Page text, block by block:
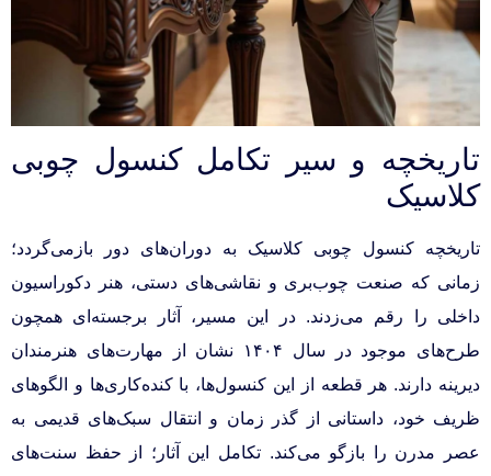
تاریخچه و سیر تکامل کنسول چوبی
کلاسیک
تاریخچه کنسول چوبی کلاسیک به دوران‌های دور بازمی‌گردد؛
زمانی که صنعت چوب‌بری و نقاشی‌های دستی، هنر دکوراسیون
داخلی را رقم می‌زدند. در این مسیر، آثار برجسته‌ای همچون
طرح‌های موجود در سال ۱۴۰۴ نشان از مهارت‌های هنرمندان
دیرینه دارند. هر قطعه از این کنسول‌ها، با کنده‌کاری‌ها و الگوهای
ظریف خود، داستانی از گذر زمان و انتقال سبک‌های قدیمی به
عصر مدرن را بازگو می‌کند. تکامل این آثار؛ از حفظ سنت‌های